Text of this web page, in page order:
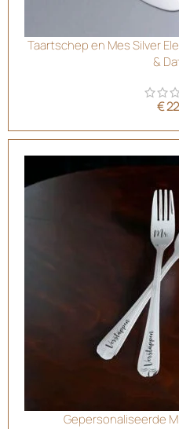
Taartschep en Mes Silver
&
€
Gepersonaliseerde